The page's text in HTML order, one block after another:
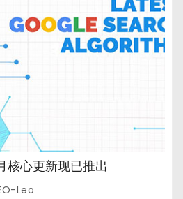
核心更新现已推出
Leo